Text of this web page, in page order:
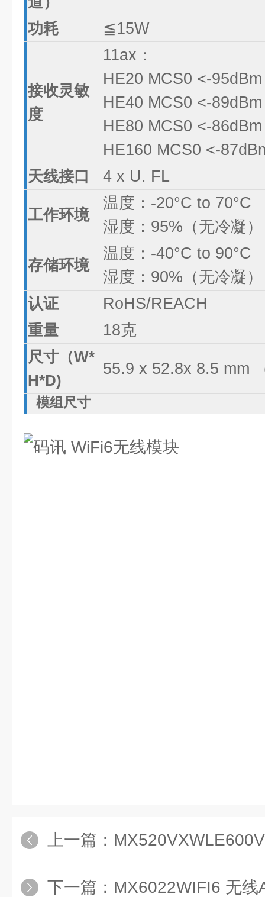
功耗
≦15W
接收灵敏
度
11ax：
HE20 MCS0 <-
HE40 MCS0 <-
HE80 MCS0 <-
HE160 MCS0 <-
天线接口
4 x U. FL
工作环境
温度：-20°C to 70°C
湿度：95%（无冷凝）
存储环境
温度：-40°C to 90°C
湿度：90%（无冷凝）
认证
RoHS/REACH
重量
18克
尺寸（W*
H*D)
55.9 x 52.8x 8.5 mm
模组尺寸
上一篇：
下一篇： MX6022WIFI6 无线